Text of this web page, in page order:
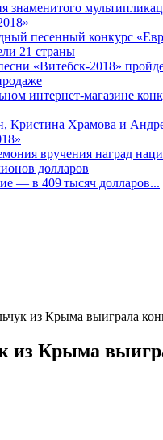
знаменитого
песенный конкурс
21 страны
«Витебск-2018»
интернет-магазине
Кристина Храмова и
вручения наград
долларов
— в 409 тысяч долларов...
из Крыма выиграла
Крыма